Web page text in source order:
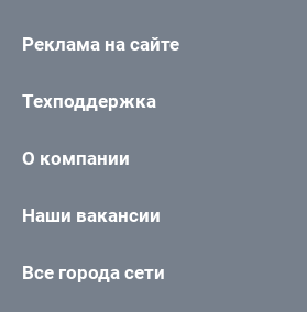
Реклама на сайте
Техподдержка
О компании
Наши вакансии
Все города сети